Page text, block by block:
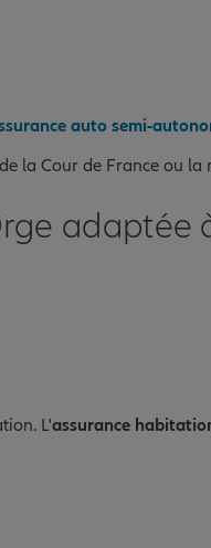
auto semi-
la Cour de France ou la
adaptée
L'assurance